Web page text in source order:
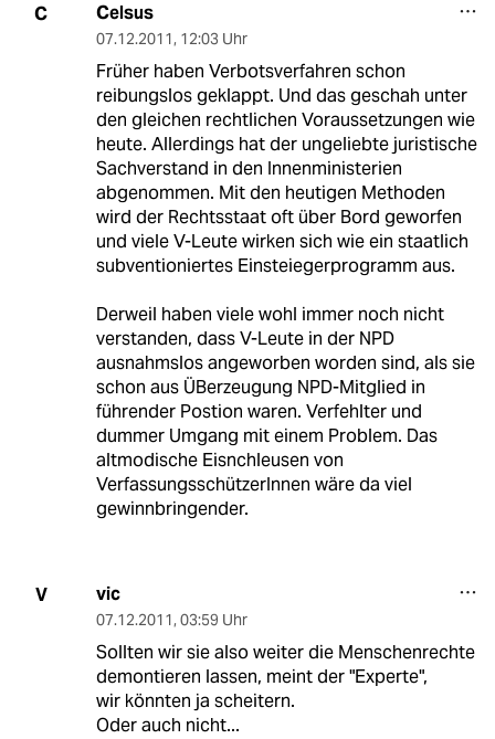
C Celsus
07.12.2011, 12:03 Uhr
Früher haben Verbotsverfahren schon
reibungslos geklappt. Und das geschah unter
den gleichen rechtlichen Voraussetzungen wie
heute. Allerdings hat der ungeliebte juristische
Sachverstand in den Innenministerien
abgenommen. Mit den heutigen Methoden
wird der Rechtsstaat oft über Bord geworfen
und viele V-Leute wirken sich wie ein staatlich
subventioniertes Einsteiegerprogramm aus.
Derweil haben viele wohl immer noch nicht
verstanden, dass V-Leute in der NPD
ausnahmslos angeworben worden sind, als sie
schon aus ÜBerzeugung NPD-Mitglied in
führender Postion waren. Verfehlter und
dummer Umgang mit einem Problem. Das
altmodische Eisnchleusen von
VerfassungsschützerInnen wäre da viel
gewinnbringender.
V vic
07.12.2011, 03:59 Uhr
Sollten wir sie also weiter die Menschenrechte
demontieren lassen, meint der "Experte",
wir könnten ja scheitern.
Oder auch nicht...